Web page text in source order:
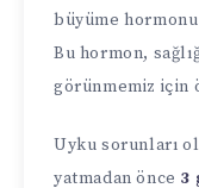
büyüme
Bu hormon,
görünmemiz için
Uyku sorunları
yatmadan önce 3